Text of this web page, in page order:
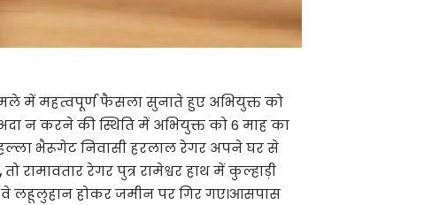
में महत्वपूर्ण फैसला सुनाते हुए अभियुक्त को
न करने की स्थिति में अभियुक्त को 6 माह का
भैरूगेट निवासी हरलाल रेगर अपने घर से
,तो रामावतार रेगर पुत्र रामेश्वर हाथ में कुल्हाड़ी
लहूलुहान होकर जमीन पर गिर गए।आसपास